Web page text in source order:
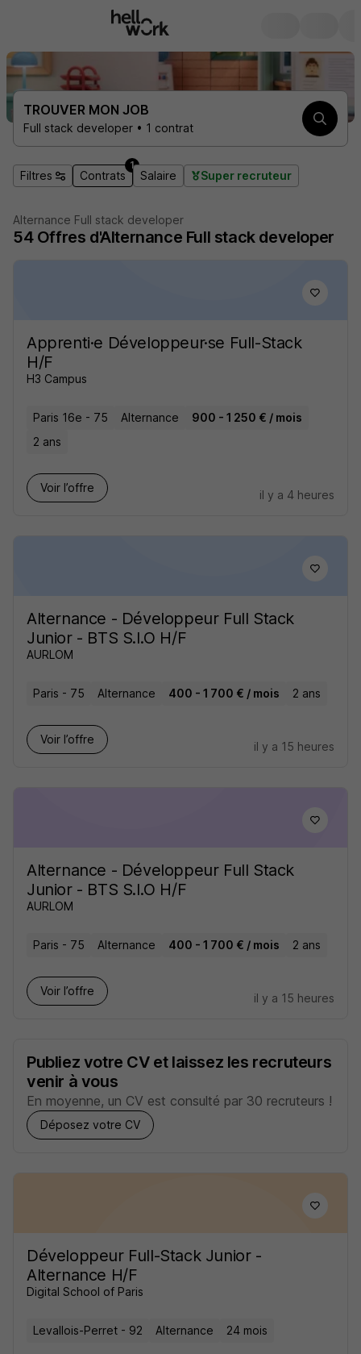
TROUVER MON JOB
Full stack developer • 1 contrat
Filtres Contrats
1
Salaire Super recruteur
Alternance Full stack developer
54 Offres d'Alternance Full stack developer
Apprenti·e Développeur·se Full-Stack
H/F
H3 Campus
Paris 16e - 75 Alternance
900 - 1 250 € / mois
2 ans
Voir l’offre
il y a 4 heures
Alternance - Développeur Full Stack
Junior - BTS S.I.O H/F
AURLOM
Paris - 75 Alternance 400 - 1 700 € / mois 2 ans
Voir l’offre
il y a 15 heures
Alternance - Développeur Full Stack
Junior - BTS S.I.O H/F
AURLOM
Paris - 75 Alternance 400 - 1 700 € / mois 2 ans
Voir l’offre
il y a 15 heures
Publiez votre CV et laissez les recruteurs
venir à vous
En moyenne, un CV est consulté par 30 recruteurs !
Déposez votre CV
Développeur Full-Stack Junior -
Alternance H/F
Digital School of Paris
Levallois-Perret - 92 Alternance 24 mois